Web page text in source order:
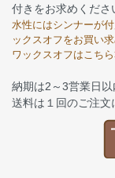
付きをお求めくださ
水性にはシンナーが
ックスオフをお買い求
ワックスオフはこち
納期は2～3営業日以
送料は１回のご注文